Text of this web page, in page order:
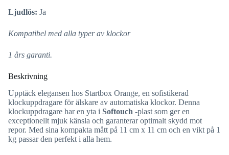
Ljudlös: Ja
Kompatibel med alla typer av klockor
1 års garanti.
Beskrivning
Upptäck elegansen hos Startbox Orange, en sofistikerad
klockuppdragare för älskare av automatiska klockor. Denna
klockuppdragare har en yta i Softouch -plast som ger en
exceptionellt mjuk känsla och garanterar optimalt skydd mot
repor. Med sina kompakta mått på 11 cm x 11 cm och en vikt på 1
kg passar den perfekt i alla hem.